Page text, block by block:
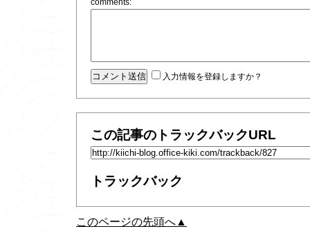
comments:
入力情報を登録しますか？
この記事のトラックバックURL
トラックバック
このページの先頭へ▲